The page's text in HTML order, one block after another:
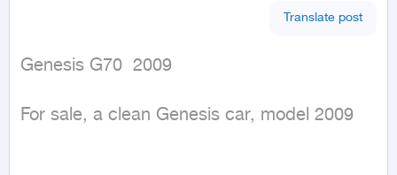
Translate post
Genesis G70  2009
For sale, a clean Genesis car, model 2009